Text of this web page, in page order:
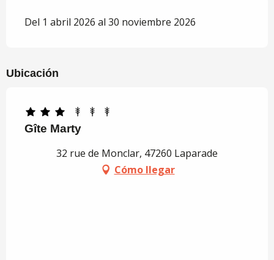
Del 1 abril 2026 al 30 noviembre 2026
Ubicación
Gîte Marty
32 rue de Monclar, 47260 Laparade
Cómo llegar